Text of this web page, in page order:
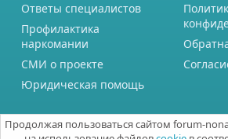
Ответы специалистов
Профилактика
наркомании
СМИ о проекте
Юридическая помощь
Продолжая пользоваться сайтом forum-